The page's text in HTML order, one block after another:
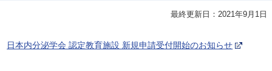
最終更新日：2021年9月1日
日本内分泌学会 認定教育施設 新規申請受付開始のお知らせ